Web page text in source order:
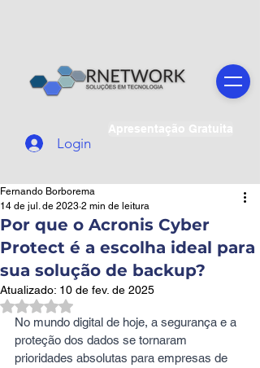
Login
Apresentação Gratuita
Por que o Acronis Cyber
Protect é a escolha ideal para
sua solução de backup?
Fernando Borborema
14 de jul. de 2023 2 min de leitura
Atualizado: 10 de fev. de 2025
Avaliado com NaN de 5 estrelas.
No mundo digital de hoje, a segurança e a
proteção dos dados se tornaram
prioridades absolutas para empresas de